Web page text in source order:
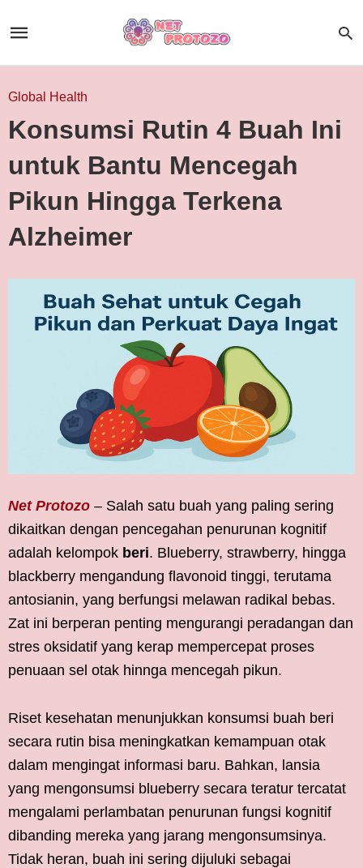
Global Health
Konsumsi Rutin 4 Buah Ini
untuk Bantu Mencegah
Pikun Hingga Terkena
Alzheimer
Net Protozo – Salah satu buah yang paling sering
dikaitkan dengan pencegahan penurunan kognitif
adalah kelompok beri. Blueberry, strawberry, hingga
blackberry mengandung flavonoid tinggi, terutama
antosianin, yang berfungsi melawan radikal bebas.
Zat ini berperan penting mengurangi peradangan dan
stres oksidatif yang kerap mempercepat proses
penuaan sel otak hinnga mencegah pikun.
Riset kesehatan menunjukkan konsumsi buah beri
secara rutin bisa meningkatkan kemampuan otak
dalam mengingat informasi baru. Bahkan, lansia
yang mengonsumsi blueberry secara teratur tercatat
mengalami perlambatan penurunan fungsi kognitif
dibanding mereka yang jarang mengonsumsinya.
Tidak heran, buah ini sering dijuluki sebagai